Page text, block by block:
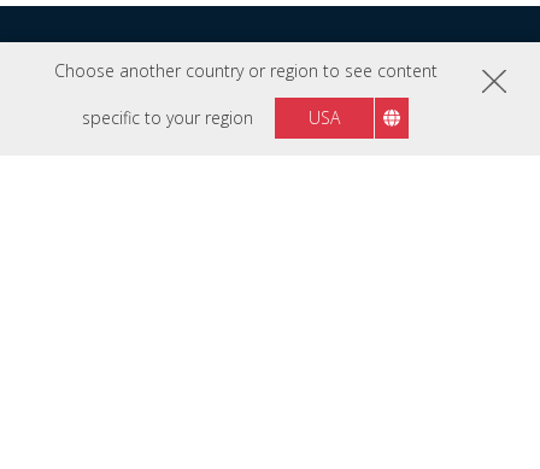
Choose another country or region to see content
specific to your region USA
Explora Más Consejos
Profesionales